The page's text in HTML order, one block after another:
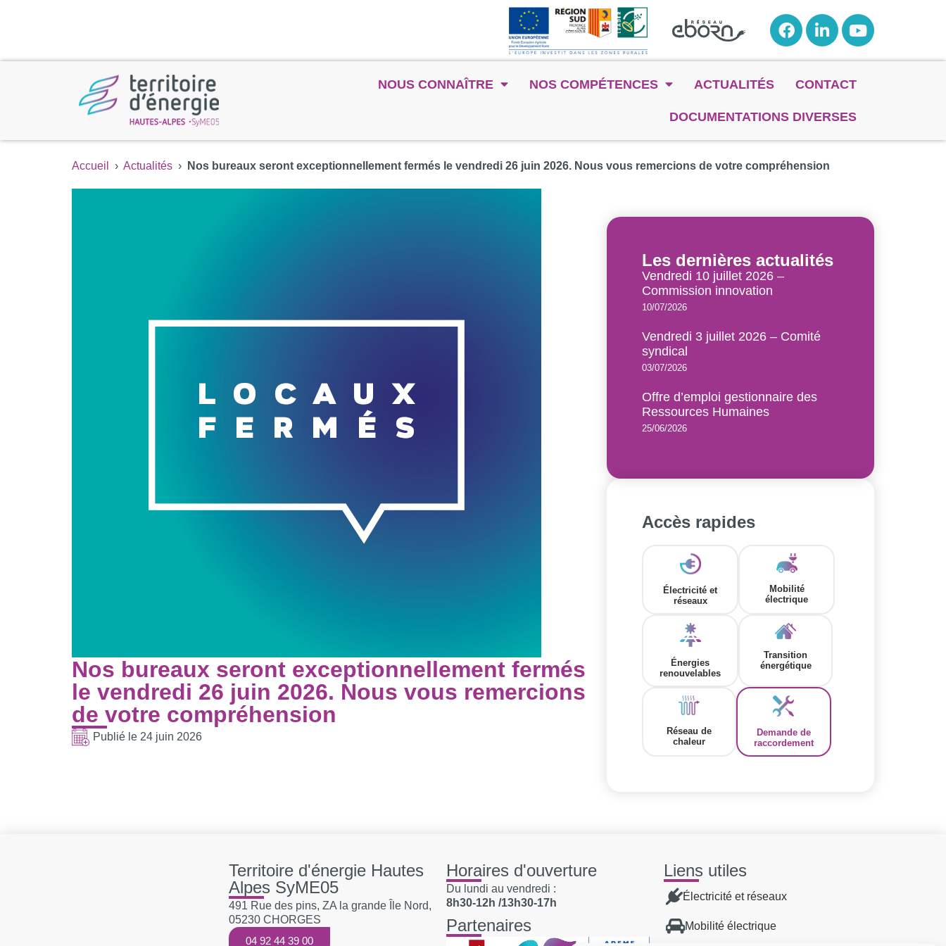
NOUS CONNAÎTRE NOS COMPÉTENCES ACTUALITÉS CONTACT
DOCUMENTATIONS DIVERSES
Accueil › Actualités › Nos bureaux seront exceptionnellement fermés le vendredi 26 juin 2026. Nous vous remercions de votre compréhension
Nos bureaux seront exceptionnellement fermés
le vendredi 26 juin 2026. Nous vous remercions
de votre compréhension
Publié le 24 juin 2026
Les dernières actualités
Vendredi 10 juillet 2026 –
Commission innovation
10/07/2026
Vendredi 3 juillet 2026 – Comité
syndical
03/07/2026
Offre d’emploi gestionnaire des
Ressources Humaines
25/06/2026
Accès rapides
Électricité et
réseaux
Mobilité
électrique
Énergies
renouvelables
Transition
énergétique
Réseau de
chaleur
Demande de
raccordement
Territoire d'énergie Hautes
Alpes SyME05
491 Rue des pins, ZA la grande Île Nord,
05230 CHORGES
04 92 44 39 00
Horaires d'ouverture
Du lundi au vendredi :
8h30-12h /13h30-17h
Partenaires
Liens utiles
Électricité et réseaux
Mobilité électrique